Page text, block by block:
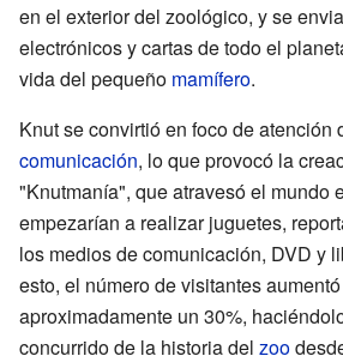
en el exterior del zoológico, y se
electrónicos y cartas de todo el
vida del pequeño mamífero.
Knut se convirtió en foco de atención
comunicación, lo que provocó la
"Knutmanía", que atravesó el mundo
empezarían a realizar juguetes,
los medios de comunicación, DVD y
esto, el número de visitantes
aproximadamente un 30%,
concurrido de la historia del zoo